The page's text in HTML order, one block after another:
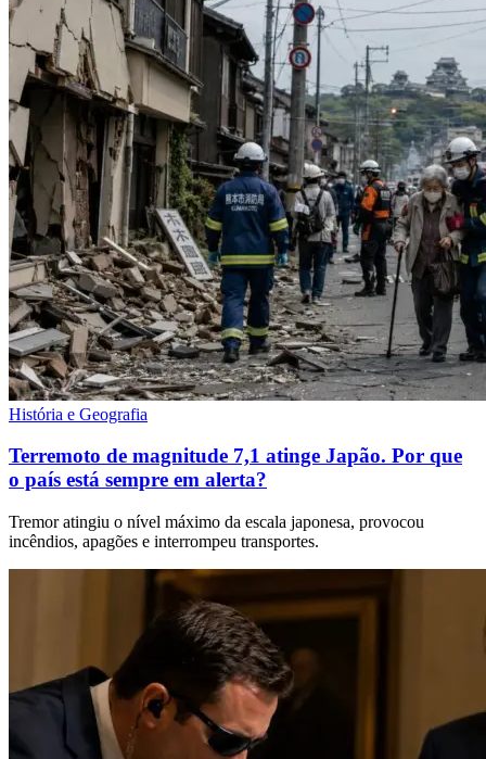
História e Geografia
Terremoto de magnitude 7,1 atinge Japão. Por que
o país está sempre em alerta?
Tremor atingiu o nível máximo da escala japonesa, provocou
incêndios, apagões e interrompeu transportes.